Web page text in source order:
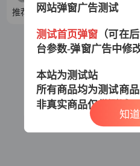
推荐目录1 推荐目录2 推荐目
网站弹窗广告测试
测试首页弹窗 （可在
台参数-弹窗广告中修
本站为测试站
所有商品均为测试商品
非真实商品仅供测试
知